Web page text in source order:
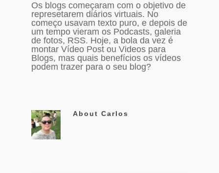
Os blogs começaram com o objetivo de
represetarem diários virtuais. No
começo usavam texto puro, e depois de
um tempo vieram os Podcasts, galeria
de fotos, RSS. Hoje, a bola da vez é
montar Vídeo Post ou Videos para
Blogs, mas quais benefícios os vídeos
podem trazer para o seu blog?
About Carlos